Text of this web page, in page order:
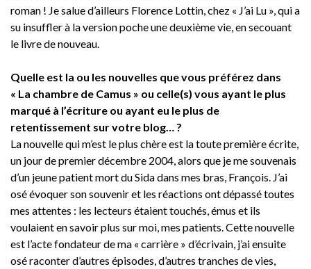
roman ! Je salue d’ailleurs Florence Lottin, chez « J’ai Lu », qui a
su insuffler à la version poche une deuxième vie, en secouant
le livre de nouveau.
Quelle est la ou les nouvelles que vous préférez dans
« La chambre de Camus » ou celle(s) vous ayant le plus
marqué à l’écriture ou ayant eu le plus de
retentissement sur votre blog… ?
La nouvelle qui m’est le plus chère est la toute première écrite,
un jour de premier décembre 2004, alors que je me souvenais
d’un jeune patient mort du Sida dans mes bras, François. J’ai
osé évoquer son souvenir et les réactions ont dépassé toutes
mes attentes : les lecteurs étaient touchés, émus et ils
voulaient en savoir plus sur moi, mes patients. Cette nouvelle
est l’acte fondateur de ma « carrière » d’écrivain, j’ai ensuite
osé raconter d’autres épisodes, d’autres tranches de vies,